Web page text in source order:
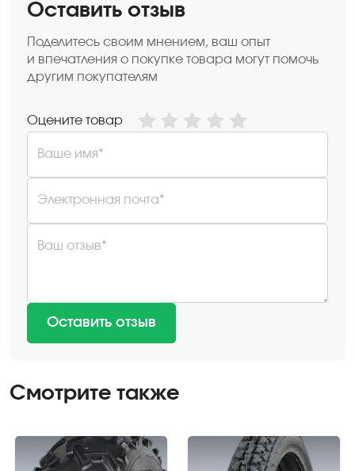
Оставить отзыв
Поделитесь своим мнением, ваш опыт
и впечатления о покупке товара могут помочь
другим покупателям
Оцените товар
Ваше имя*
Электронная почта*
Ваш отзыв*
Оставить отзыв
Смотрите также